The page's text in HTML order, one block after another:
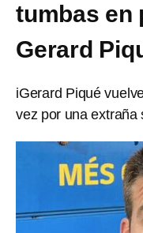
tumbas en
Gerard
iGerard Piqué
vez por una extraña